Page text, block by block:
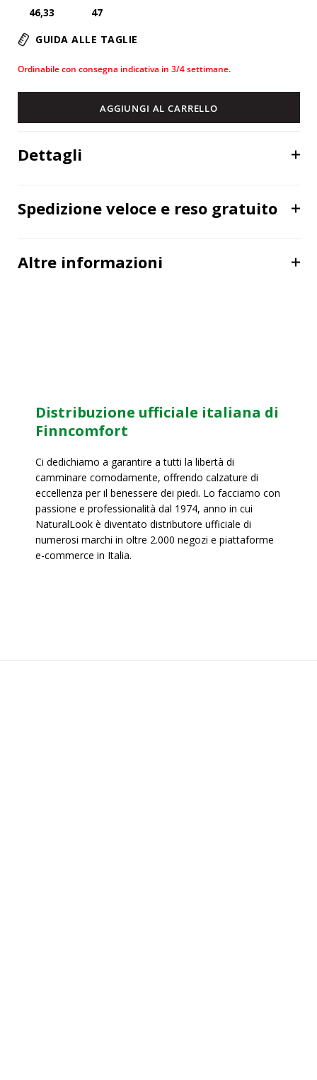
46,33
47
GUIDA ALLE TAGLIE
Ordinabile con consegna indicativa in 3/4 settimane.
AGGIUNGI AL CARRELLO
Dettagli
Spedizione veloce e reso gratuito
Altre informazioni
Distribuzione ufficiale italiana di
Finncomfort
Ci dedichiamo a garantire a tutti la libertà di
camminare comodamente, offrendo calzature di
eccellenza per il benessere dei piedi. Lo facciamo con
passione e professionalità dal 1974, anno in cui
NaturalLook è diventato distributore ufficiale di
numerosi marchi in oltre 2.000 negozi e piattaforme
e-commerce in Italia.